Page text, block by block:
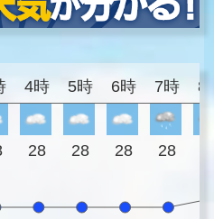
4時 5時 6時 7時 8
28 28 28 28